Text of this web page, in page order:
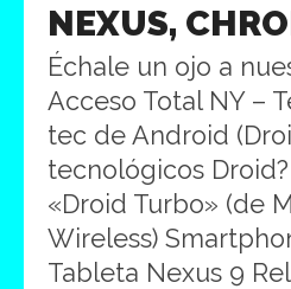
NEXUS,
Échale un ojo a
Acceso Total NY –
tec de Android
tecnológicos
«Droid Turbo» (de
Wireless)
Tableta Nexus 9